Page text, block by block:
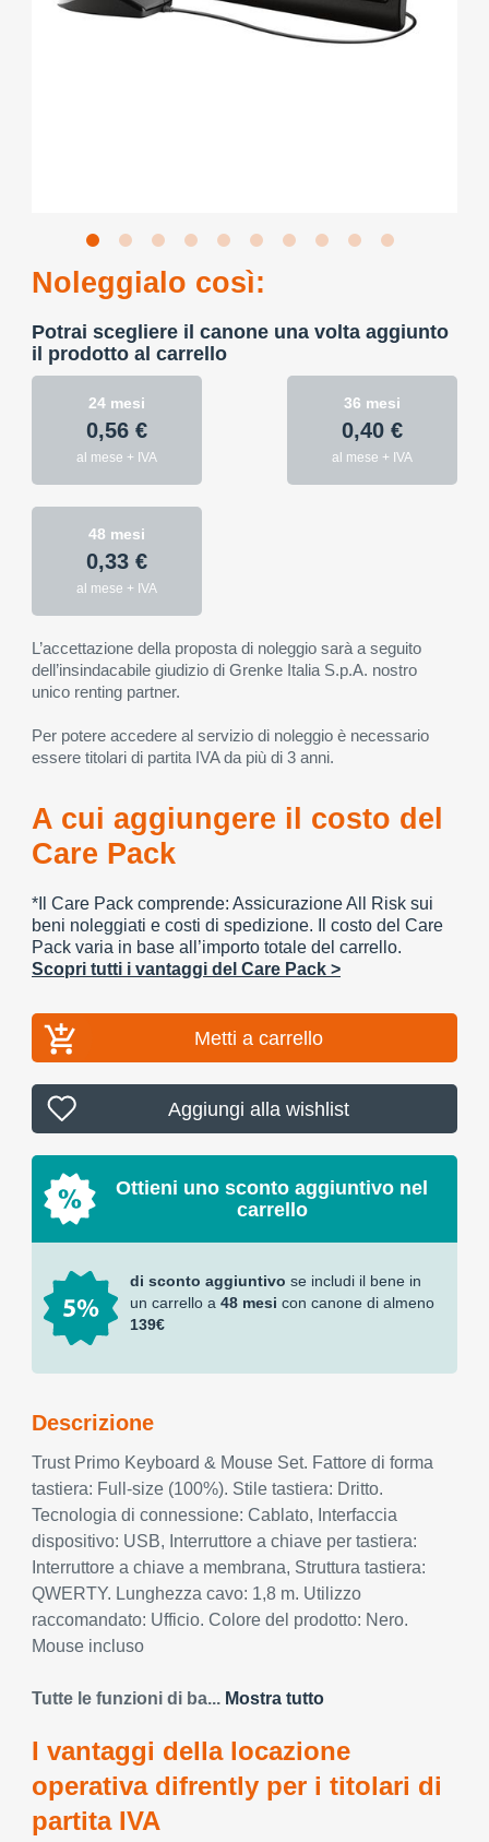
Noleggialo così:
Potrai scegliere il canone una volta aggiunto
il prodotto al carrello
24 mesi
0,56 €
al mese + IVA
36 mesi
0,40 €
al mese + IVA
48 mesi
0,33 €
al mese + IVA
L’accettazione della proposta di noleggio sarà a seguito
dell’insindacabile giudizio di Grenke Italia S.p.A. nostro
unico renting partner.
Per potere accedere al servizio di noleggio è necessario
essere titolari di partita IVA da più di 3 anni.
A cui aggiungere il costo del
Care Pack
*Il Care Pack comprende: Assicurazione All Risk sui
beni noleggiati e costi di spedizione. Il costo del Care
Pack varia in base all’importo totale del carrello.
Scopri tutti i vantaggi del Care Pack >
Metti a carrello
Aggiungi alla wishlist
Ottieni uno sconto aggiuntivo nel
carrello
di sconto aggiuntivo se includi il bene in
un carrello a 48 mesi con canone di almeno
139€
Descrizione
Trust Primo Keyboard & Mouse Set. Fattore di forma
tastiera: Full-size (100%). Stile tastiera: Dritto.
Tecnologia di connessione: Cablato, Interfaccia
dispositivo: USB, Interruttore a chiave per tastiera:
Interruttore a chiave a membrana, Struttura tastiera:
QWERTY. Lunghezza cavo: 1,8 m. Utilizzo
raccomandato: Ufficio. Colore del prodotto: Nero.
Mouse incluso
Tutte le funzioni di ba... Mostra tutto
I vantaggi della locazione
operativa difrently per i titolari di
partita IVA